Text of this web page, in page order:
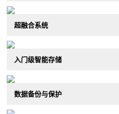
超融合系统
入门级智能存储
数据备份与保护